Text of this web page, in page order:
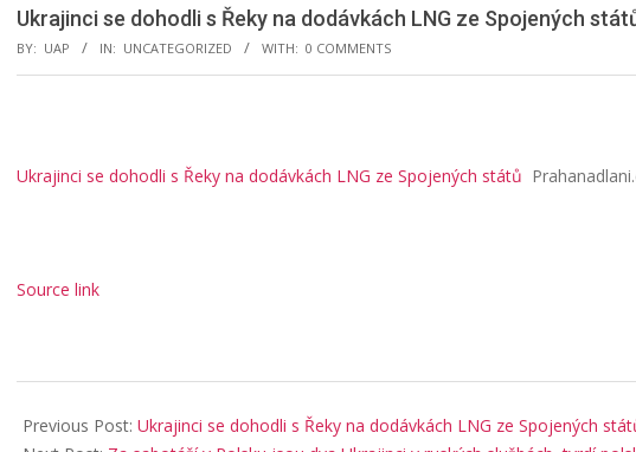
Ukrajinci se dohodli s Řeky na dodávkách LNG ze Spojených
BY: UAP IN: UNCATEGORIZED WITH: 0 COMMENTS
Ukrajinci se dohodli s Řeky na dodávkách LNG ze Spojených států
Source link
11-
Previous Post: Ukrajinci se dohodli s Řeky na dodávkách LNG ze Spojených